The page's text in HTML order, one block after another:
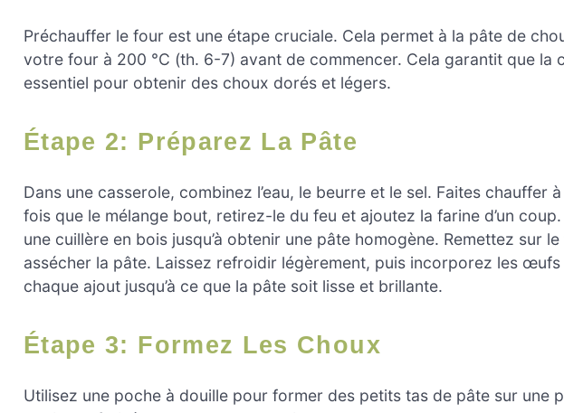
Préchauffer le four est une étape cruciale. Cela permet à la pâte de
votre four à 200 °C (th. 6-7) avant de commencer. Cela garantit que la
essentiel pour obtenir des choux dorés et légers.
Étape 2: Préparez La Pâte
Dans une casserole, combinez l’eau, le beurre et le sel. Faites chauffer
fois que le mélange bout, retirez-le du feu et ajoutez la farine d’un
une cuillère en bois jusqu’à obtenir une pâte homogène. Remettez sur
assécher la pâte. Laissez refroidir légèrement, puis incorporez les
chaque ajout jusqu’à ce que la pâte soit lisse et brillante.
Étape 3: Formez Les Choux
Utilisez une poche à douille pour former des petits tas de pâte sur une